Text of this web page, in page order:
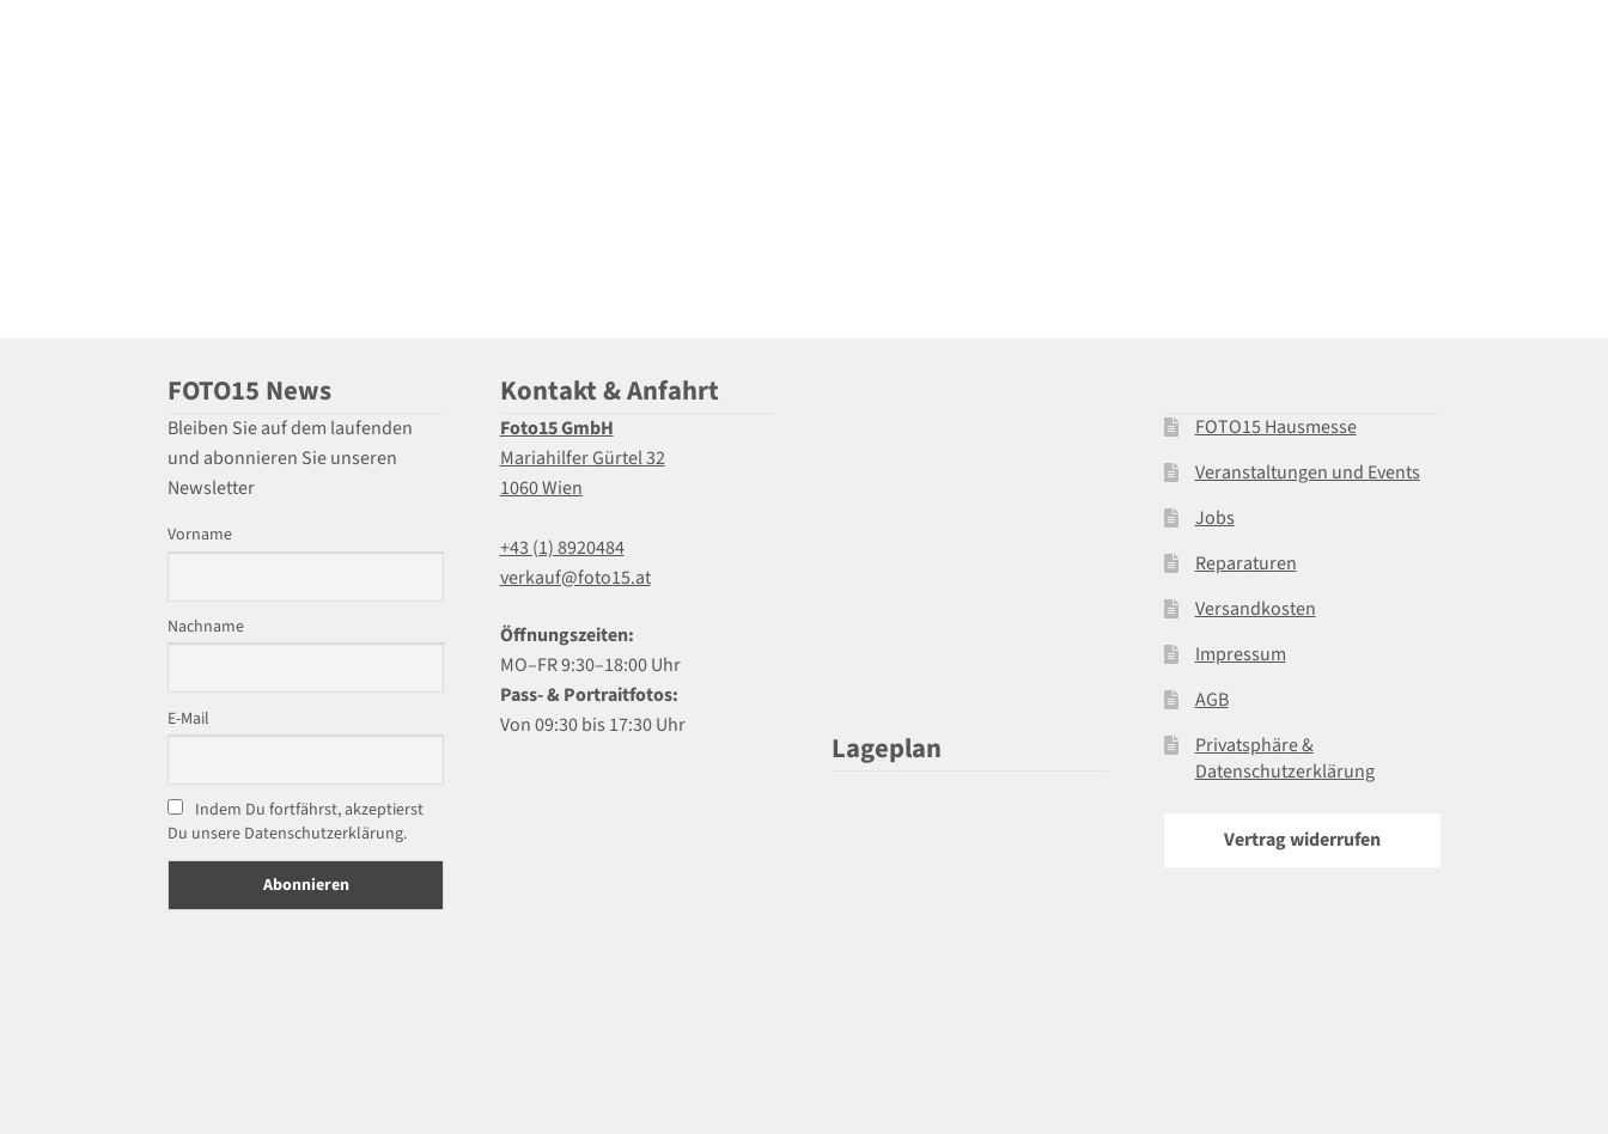
FOTO15 News
Bleiben Sie auf dem laufenden
und abonnieren Sie unseren
Newsletter
Vorname
Nachname
E-Mail
Indem Du fortfährst, akzeptierst
Du unsere Datenschutzerklärung.
Kontakt & Anfahrt
Foto15 GmbH
Mariahilfer Gürtel 32
1060 Wien
+43 (1) 8920484
verkauf@foto15.at
Öffnungszeiten:
MO–FR 9:30–18:00 Uhr
Pass- & Portraitfotos:
Von 09:30 bis 17:30 Uhr
Lageplan
FOTO15 Hausmesse
Veranstaltungen und Events
Jobs
Reparaturen
Versandkosten
Impressum
AGB
Privatsphäre &
Datenschutzerklärung
Vertrag widerrufen